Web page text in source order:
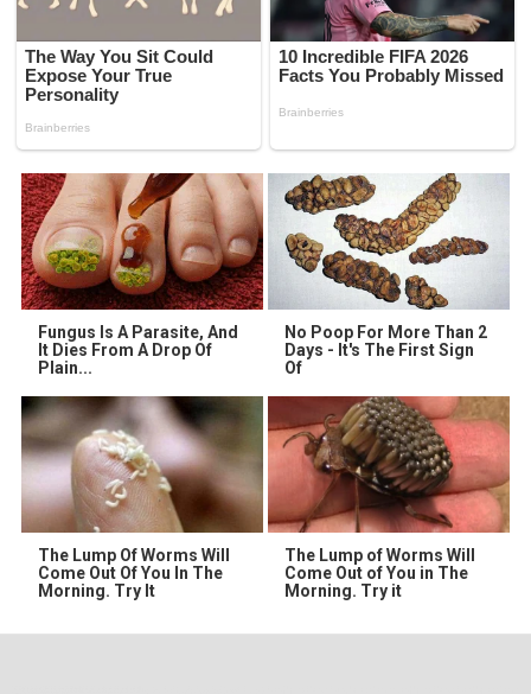
Fungus Is A Parasite, And
It Dies From A Drop Of
Plain...
No Poop For More Than 2
Days - It's The First Sign
Of
The Lump Of Worms Will
Come Out Of You In The
Morning. Try It
The Lump of Worms Will
Come Out of You in The
Morning. Try it